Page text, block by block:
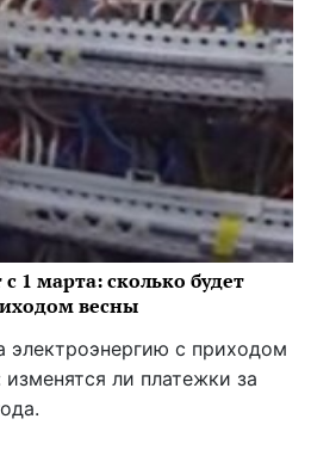
1 марта: сколько будет
весны
электроэнергию с приходом
ли платежки за